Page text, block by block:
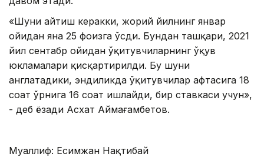
«Шуни айтиш керакки, жорий йилнинг январ
ойидан яна 25 фоизга ўсди. Бундан ташқари, 2021
йил сентабр ойидан ўқитувчиларнинг ўқув
юкламалари қисқартирилди. Бу шуни
англатадики, эндиликда ўқитувчилар ҳафтасига 18
соат ўрнига 16 соат ишлайди, бир ставкаси учун»,
- деб ёзади Асхат Аймағамбетов.
Муаллиф: Есимжан Нақтибай